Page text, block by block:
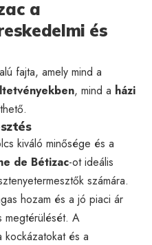
a
és
fajta, amely mind a
, mind a házi
kiváló minősége és a
de Bétizac-ot ideális
számára.
hozam és a jó piaci ár
megtérülését. A
és a